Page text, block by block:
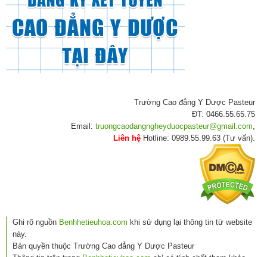
Trường Cao đẳng Y Dược Pasteur
ĐT: 0466.55.65.75
Email: truongcaodangngheyduocpasteur@gmail.com,
Liên hệ Hotline: 0989.55.99.63 (Tư vấn).
Ghi rõ nguồn Benhhetieuhoa.com khi sử dụng lại thông tin từ website
này.
Bản quyền thuộc Trường Cao đẳng Y Dược Pasteur